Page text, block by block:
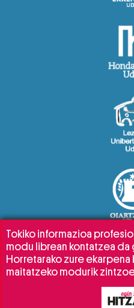
Tokiko informazioa
modu librean kontatzea da
Horretarako zure
maitatzeko modurik